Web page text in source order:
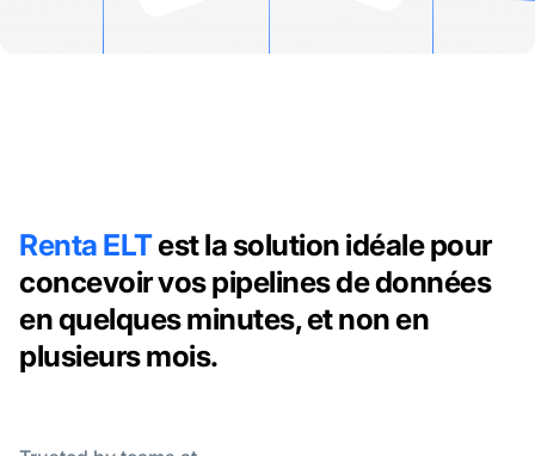
Renta ELTest la solution idéale pour
concevoir vos pipelines de données
en quelques minutes, et non en
plusieurs mois.